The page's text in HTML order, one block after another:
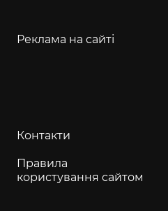
Реклама на сайті
Контакти
Правила
користування сайтом